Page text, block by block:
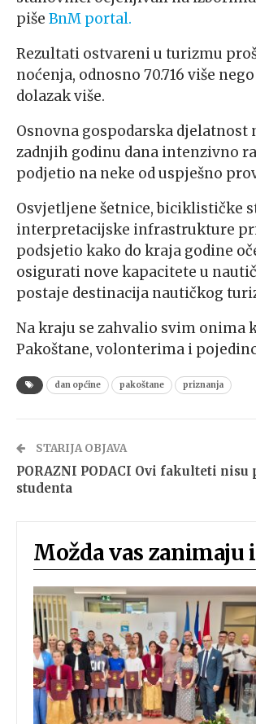
piše BnM portal.
Rezultati ostvareni u turizmu
noćenja, odnosno 70.716 više
dolazak više.
Osnovna gospodarska djelatnost
zadnjih godinu dana intenzivno
podjetio na neke od uspješno
Osvjetljene šetnice, biciklističke
interpretacijske infrastrukture
podsjetio kako do kraja godine
osigurati nove kapacitete u
postaje destinacija nautičkog
Na kraju se zahvalio svim
Pakoštane, volonterima i
dan općine pakoštane priznanja
STARIJA OBJAVA
PORAZNI PODACI Ovi fakulteti
studenta
Možda vas zanimaju